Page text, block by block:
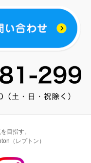
目指す。
（レプトン）